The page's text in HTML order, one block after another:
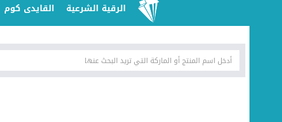
الرقية الشرعية القايدى كوم